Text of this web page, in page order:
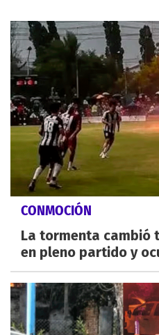
CONMOCIÓN
La tormenta cambió
en pleno partido y